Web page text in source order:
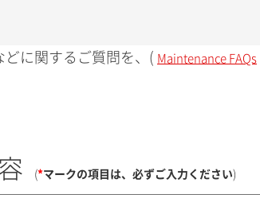
に関するご質問を、( Maintenance FAQs
(*マークの項目は、必ずご入力ください)